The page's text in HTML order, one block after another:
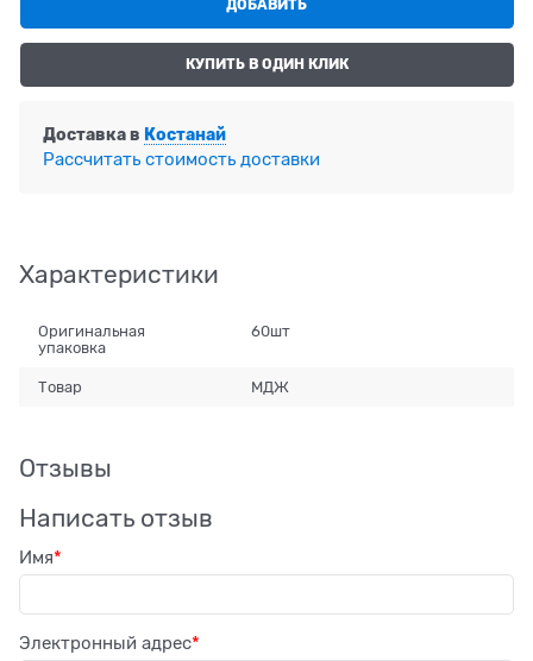
ДОБАВИТЬ
КУПИТЬ В ОДИН КЛИК
Доставка в Костанай
Рассчитать стоимость доставки
Характеристики
Оригинальная
упаковка
60шт
Товар МДЖ
Отзывы
Написать отзыв
Имя
Электронный адрес